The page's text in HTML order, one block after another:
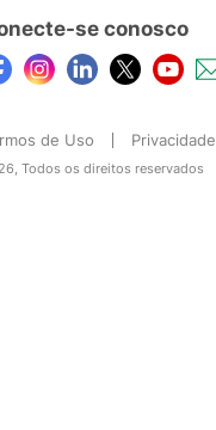
se conosco
de Uso Privacidade
Todos os direitos reservados